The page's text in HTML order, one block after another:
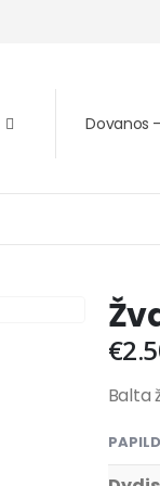
Dovanos
€
Balta